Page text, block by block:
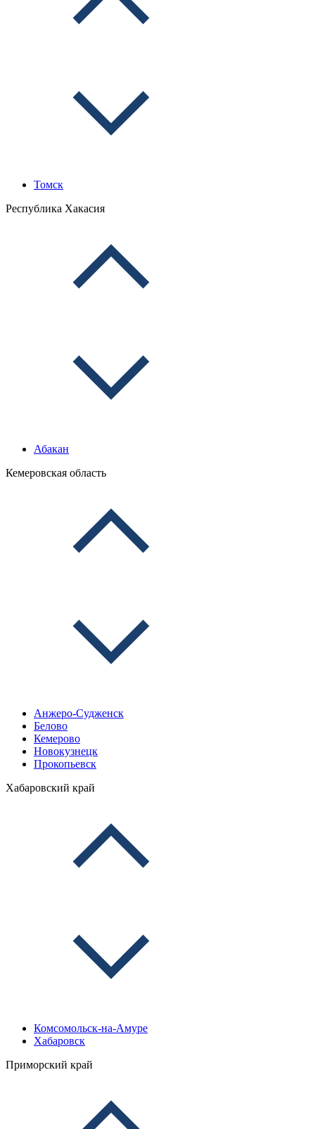
Томск
Республика Хакасия
Абакан
Кемеровская область
Анжеро-Судженск
Белово
Кемерово
Новокузнецк
Прокопьевск
Хабаровский край
Комсомольск-на-Амуре
Хабаровск
Приморский край